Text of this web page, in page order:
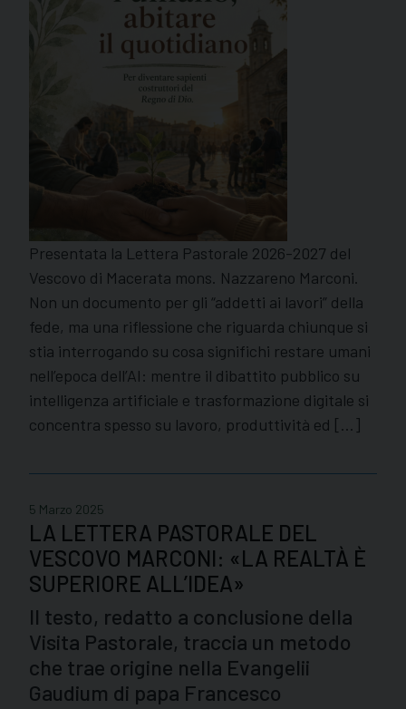
Presentata la Lettera Pastorale 2026-2027 del
Vescovo di Macerata mons. Nazzareno Marconi.
Non un documento per gli “addetti ai lavori” della
fede, ma una riflessione che riguarda chiunque si
stia interrogando su cosa significhi restare umani
nell’epoca dell’AI: mentre il dibattito pubblico su
intelligenza artificiale e trasformazione digitale si
concentra spesso su lavoro, produttività ed […]
5 Marzo 2025
LA LETTERA PASTORALE DEL
VESCOVO MARCONI: «LA REALTÀ È
SUPERIORE ALL’IDEA»
Il testo, redatto a conclusione della
Visita Pastorale, traccia un metodo
che trae origine nella Evangelii
Gaudium di papa Francesco